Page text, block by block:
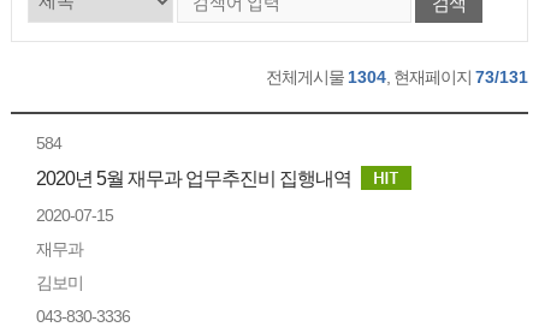
전체게시물 1304 , 현재페이지73/131
584
2020년 5월 재무과 업무추진비 집행내역
2020-07-15
재무과
김보미
043-830-3336